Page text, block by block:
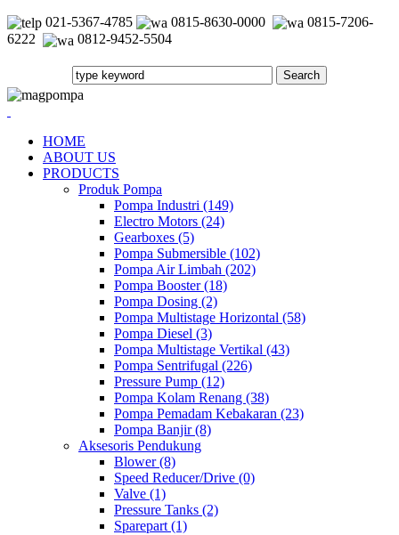
021-5367-4785 0815-8630-0000
0815-7206-
6222
0812-9452-5504
HOME
ABOUT US
PRODUCTS
Produk Pompa
Pompa Industri (149)
Electro Motors (24)
Gearboxes (5)
Pompa Submersible (102)
Pompa Air Limbah (202)
Pompa Booster (18)
Pompa Dosing (2)
Pompa Multistage Horizontal (58)
Pompa Diesel (3)
Pompa Multistage Vertikal (43)
Pompa Sentrifugal (226)
Pressure Pump (12)
Pompa Kolam Renang (38)
Pompa Pemadam Kebakaran (23)
Pompa Banjir (8)
Aksesoris Pendukung
Blower (8)
Speed Reducer/Drive (0)
Valve (1)
Pressure Tanks (2)
Sparepart (1)